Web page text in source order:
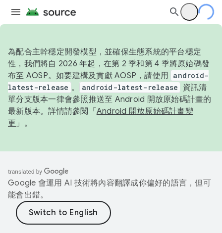
為配合主幹穩定開發模型，並確保生態系統的平台穩定
性，我們將自 2026 年起，在第 2 季和第 4 季將原始碼發
布至 AOSP。如要建構及貢獻 AOSP，請使用 android-
latest-release 。 android-latest-release
資訊清
單分支版本一律會參照推送至 Android 開放原始碼計畫的
最新版本。詳情請參閱「 Android 開放原始碼計畫變
更 」。
Google 會運用 AI 技術將內容翻譯成你偏好的語言，但可
能會出錯。